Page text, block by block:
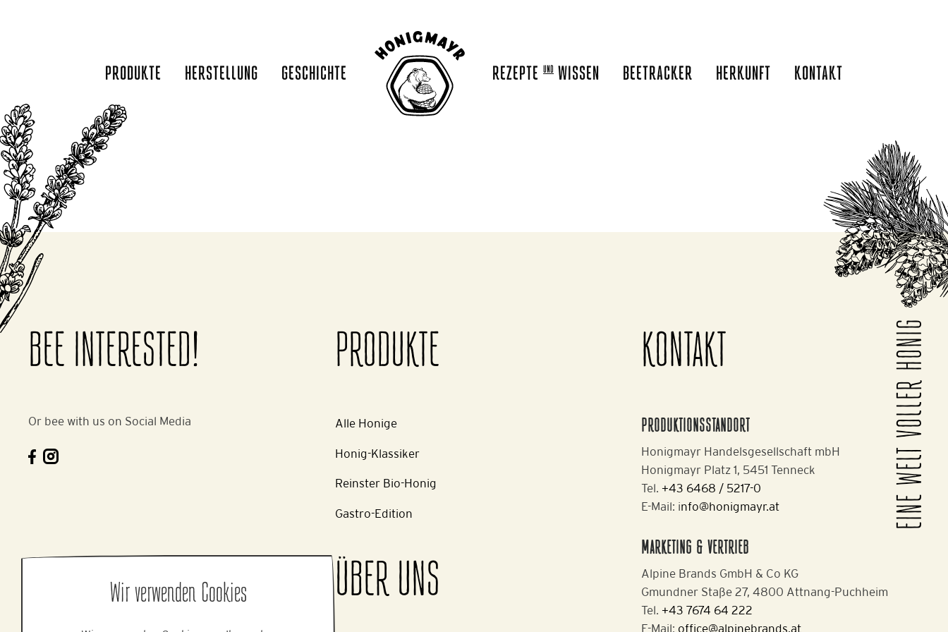
PRODUKTE HERSTELLUNG GESCHICHTE REZEPTEUND WISSEN BEETRACKER HERKUNFT KONTAKT
EINE WELT VOLLER HONIG
BEE INTERESTED!
Or bee with us on Social Media
PRODUKTE
Alle Honige
Honig-Klassiker
Reinster Bio-Honig
Gastro-Edition
ÜBER UNS
KONTAKT
PRODUKTIONSSTANDORT
Honigmayr Handelsgesellschaft mbH
Honigmayr Platz 1, 5451 Tenneck
Tel. +43 6468 / 5217-0
E-Mail: info@honigmayr.at
MARKETING & VERTRIEB
Alpine Brands GmbH & Co KG
Gmundner Staße 27, 4800 Attnang-Puchheim
Tel. +43 7674 64 222
E-Mail: office@alpinebrands.at
Wir verwenden Cookies